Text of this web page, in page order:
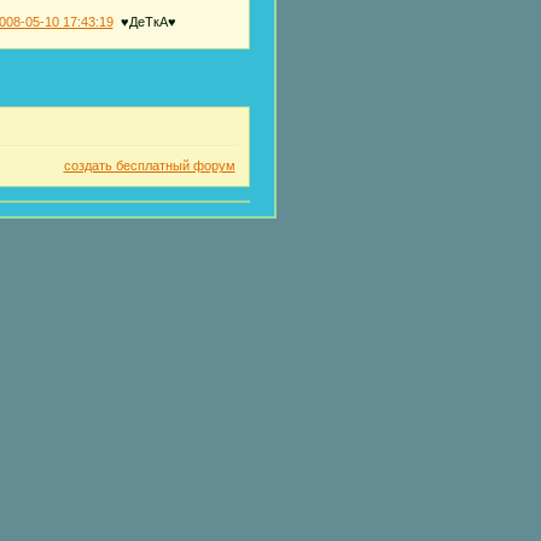
05-10 17:43:19 ♥ДеТкА♥
создать бесплатный форум